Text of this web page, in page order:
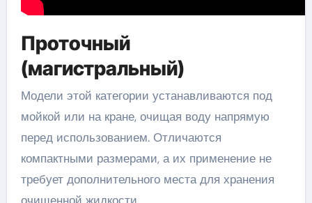
Проточный
(магистральный)
Модели этой категории устанавливаются под
мойкой или на кране, очищая воду напрямую
перед использованием. Отличаются
компактными размерами, а их применение не
требует дополнительного места для хранения